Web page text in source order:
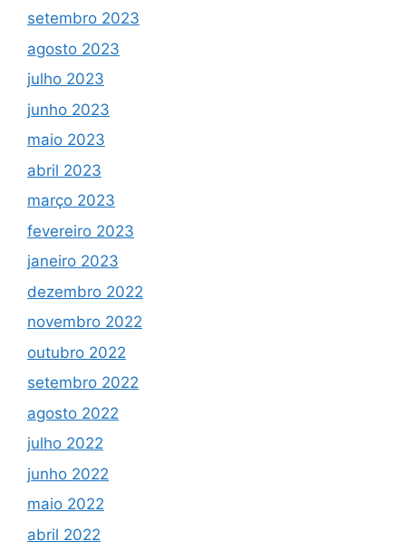
setembro 2023
agosto 2023
julho 2023
junho 2023
maio 2023
abril 2023
março 2023
fevereiro 2023
janeiro 2023
dezembro 2022
novembro 2022
outubro 2022
setembro 2022
agosto 2022
julho 2022
junho 2022
maio 2022
abril 2022